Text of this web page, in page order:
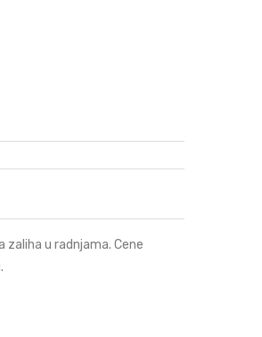
u radnjama. Cene